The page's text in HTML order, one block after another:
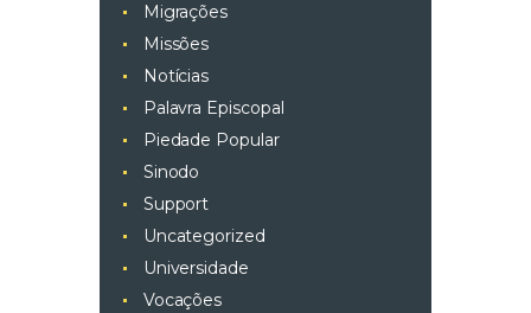
Migrações
Missões
Notícias
Palavra Episcopal
Piedade Popular
Sinodo
Support
Uncategorized
Universidade
Vocações